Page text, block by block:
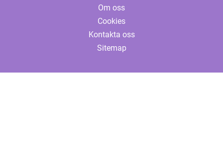
Om oss
Cookies
Kontakta oss
Sitemap